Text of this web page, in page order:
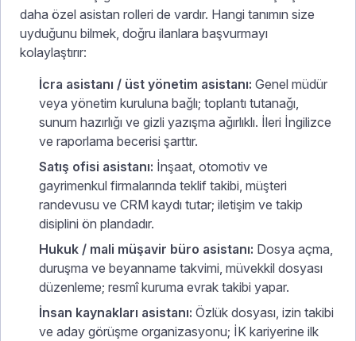
daha özel asistan rolleri de vardır. Hangi tanımın size
uyduğunu bilmek, doğru ilanlara başvurmayı
kolaylaştırır:
İcra asistanı / üst yönetim asistanı: Genel müdür
veya yönetim kuruluna bağlı; toplantı tutanağı,
sunum hazırlığı ve gizli yazışma ağırlıklı. İleri İngilizce
ve raporlama becerisi şarttır.
Satış ofisi asistanı: İnşaat, otomotiv ve
gayrimenkul firmalarında teklif takibi, müşteri
randevusu ve CRM kaydı tutar; iletişim ve takip
disiplini ön plandadır.
Hukuk / mali müşavir büro asistanı: Dosya açma,
duruşma ve beyanname takvimi, müvekkil dosyası
düzenleme; resmî kuruma evrak takibi yapar.
İnsan kaynakları asistanı: Özlük dosyası, izin takibi
ve aday görüşme organizasyonu; İK kariyerine ilk